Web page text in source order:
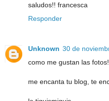
saludos!! francesca
Responder
Unknown 30 de
como me gustan las
me encanta tu blog, te